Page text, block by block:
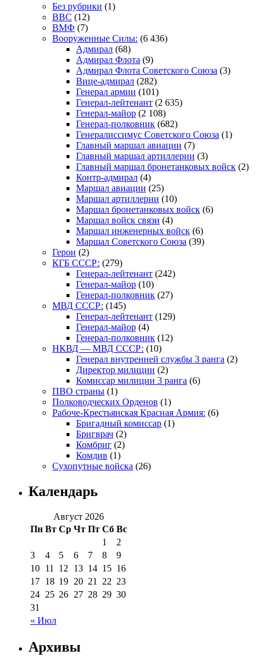
Без рубрики (1)
ВВС (12)
ВМФ (7)
Вооруженные Силы: (6 436)
Адмирал (68)
Адмирал Флота (9)
Адмирал Флота Советского Союза (3)
Вице-адмирал (282)
Генерал армии (101)
Генерал-лейтенант (2 635)
Генерал-майор (2 108)
Генерал-полковник (682)
Генералиссимус Советского Союза (1)
Главный маршал авиации (7)
Главный маршал артиллерии (3)
Главный маршал бронетанковых войск (2)
Контр-адмирал (4)
Маршал авиации (25)
Маршал артиллерии (10)
Маршал бронетанковых войск (6)
Маршал войск связи (4)
Маршал инженерных войск (6)
Маршал Советского Союза (39)
Герои (2)
КГБ СССР: (279)
Генерал-лейтенант (242)
Генерал-майор (10)
Генерал-полковник (27)
МВД СССР: (145)
Генерал-лейтенант (129)
Генерал-майор (4)
Генерал-полковник (12)
НКВД — МВД СССР: (10)
Генерал внутренней службы 3 ранга (2)
Директор милиции (2)
Комиссар милиции 3 ранга (6)
ПВО страны (1)
Полководческих Орденов (1)
Рабоче-Крестьянская Красная Армия: (6)
Бригадный комиссар (1)
Бригврач (2)
Комбриг (2)
Комдив (1)
Сухопутные войска (26)
Календарь
Август 2026
Пн Вт Ср Чт Пт Сб Вс
« Июл
1
2
3
4 5 6 7 8
9
10 11 12 13 14 15 16
17 18 19 20 21 22 23
24 25 26 27 28 29 30
31
Архивы